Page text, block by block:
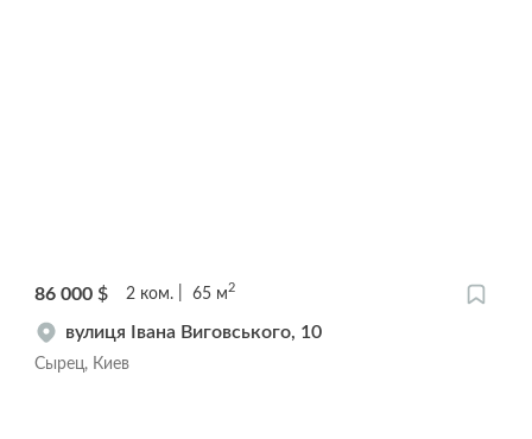
86 000 $ 2 ком. 65 м2
вулиця Івана Виговського, 10
Сырец, Киев